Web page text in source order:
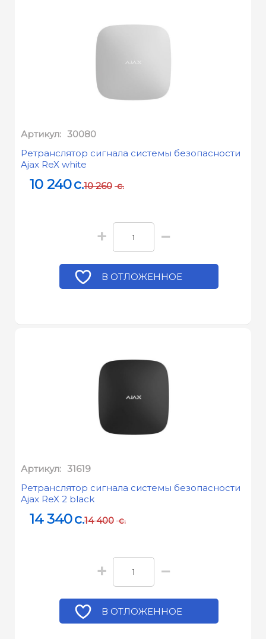
Артикул: 30080
Ретранслятор сигнала системы безопасности
Ajax ReX white
10 240c.10 260 c.
+ −
В ОТЛОЖЕННОЕ
Артикул: 31619
Ретранслятор сигнала системы безопасности
Ajax ReX 2 black
14 340c.14 400 c.
+ −
В ОТЛОЖЕННОЕ